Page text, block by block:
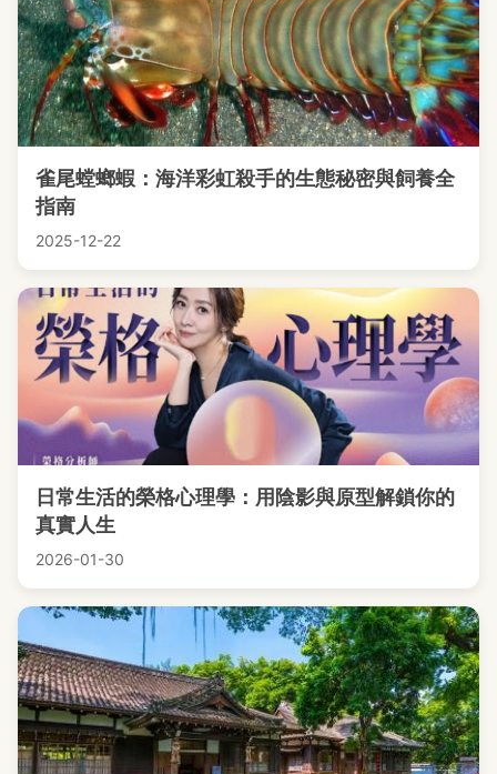
雀尾螳螂蝦：海洋彩虹殺手的生態秘密與飼養全
指南
2025-12-22
日常生活的榮格心理學：用陰影與原型解鎖你的
真實人生
2026-01-30